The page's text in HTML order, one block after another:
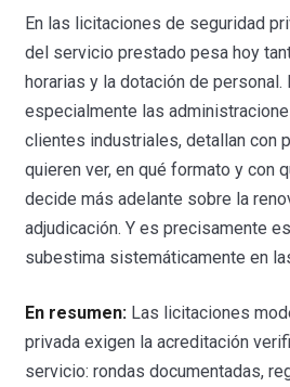
En las licitaciones de seguridad
del servicio prestado pesa hoy
horarias y la dotación de
especialmente las
clientes industriales, detallan con
quieren ver, en qué formato y con
decide más adelante sobre la
adjudicación. Y es precisamente
subestima sistemáticamente en
En resumen: Las licitaciones
privada exigen la acreditación
servicio: rondas documentadas,